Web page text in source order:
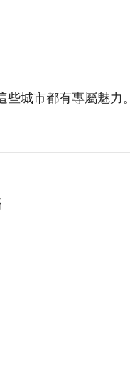
些城市都有專屬魅力